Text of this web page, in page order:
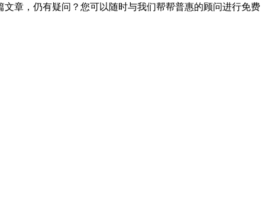
章，仍有疑问？您可以随时与我们帮帮普惠的顾问进行免费